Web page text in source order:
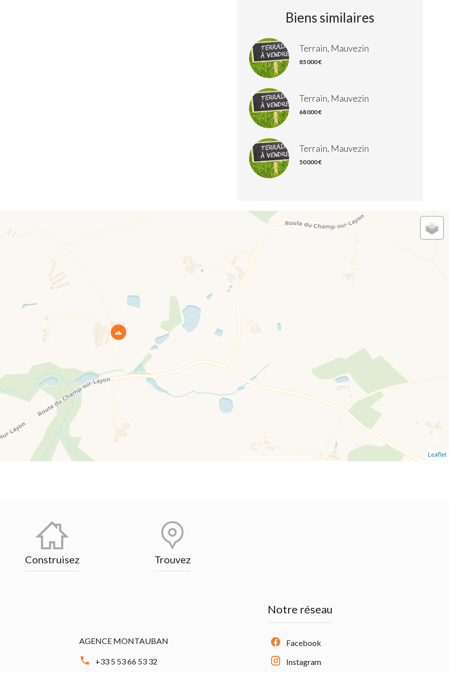
Biens similaires
Terrain, Mauvezin
85 000 €
Terrain, Mauvezin
68 000 €
Terrain, Mauvezin
50 000 €
Leaflet
Construisez Trouvez
AGENCE MONTAUBAN
+33 5 53 66 53 32
Notre réseau
Facebook
Instagram